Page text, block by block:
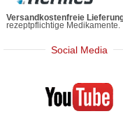
Versandkostenfreie
rezeptpflichtige Medikamente.
Social Media
Mediherz